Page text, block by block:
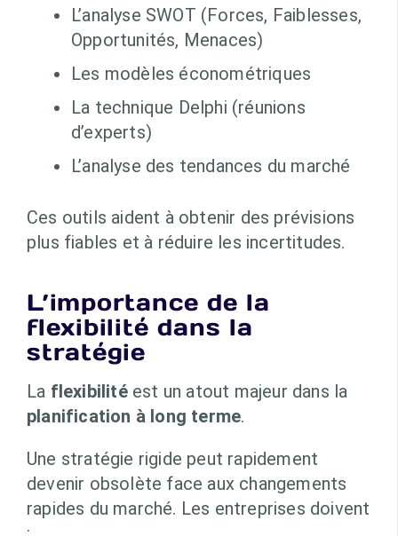
L’analyse SWOT (Forces, Faiblesses,
Opportunités, Menaces)
Les modèles économétriques
La technique Delphi (réunions
d’experts)
L’analyse des tendances du marché
Ces outils aident à obtenir des prévisions
plus fiables et à réduire les incertitudes.
L’importance de la
flexibilité dans la
stratégie
La flexibilitéest un atout majeur dans la
planification à long terme.
Une stratégie rigide peut rapidement
devenir obsolète face aux changements
rapides du marché. Les entreprises doivent